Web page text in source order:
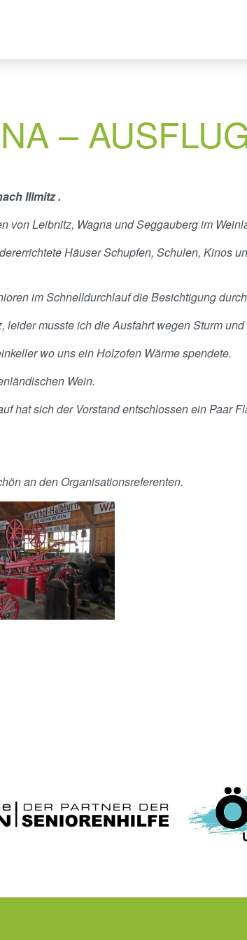
–
Illmitz .
von Leibnitz, Wagna und Seggauberg im
Häuser Schupfen, Schulen, Kinos
im Schnelldurchlauf die Besichtigung
musste ich die Ausfahrt wegen Sturm
wo uns ein Holzofen Wärme spendete.
Wein.
hat sich der Vorstand entschlossen ein Paar
an den Organisationsreferenten.